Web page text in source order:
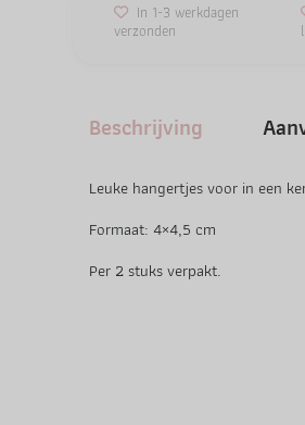
In 1-3 werkdagen
verzonden
Beschrijving
Leuke hangertjes voor in een
Formaat: 4×4,5 cm
Per 2 stuks verpakt.